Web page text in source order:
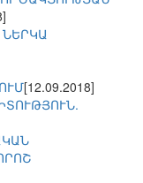
[12.09.2018]